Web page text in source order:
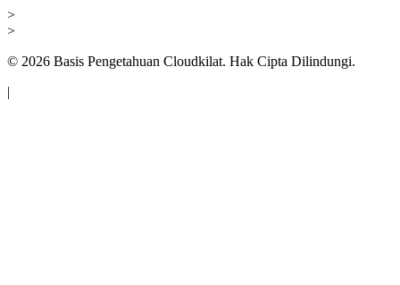
>
>
© 2026 Basis Pengetahuan Cloudkilat. Hak Cipta Dilindungi.
|